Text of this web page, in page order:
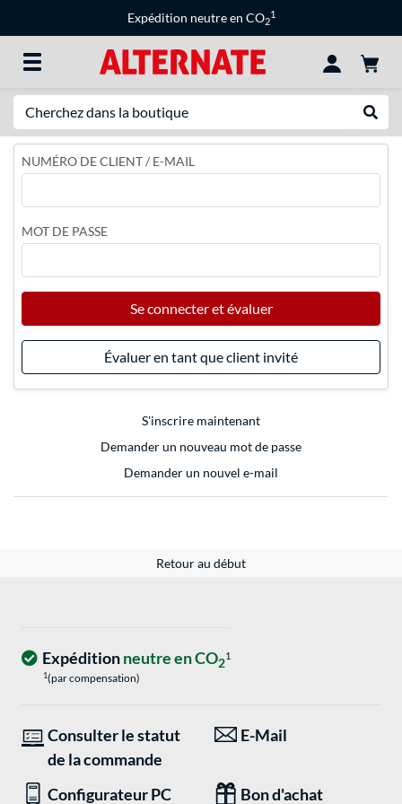
Expédition neutre en CO2
1
NUMÉRO DE CLIENT / E-MAIL
MOT DE PASSE
Se connecter et évaluer
Évaluer en tant que client invité
S'inscrire maintenant
Demander un nouveau mot de passe
Demander un nouvel e-mail
Retour au début
Expéditionneutre en CO21
1(par compensation)
Consulter le statut
de la commande
E-Mail
Configurateur PC Bon d'achat